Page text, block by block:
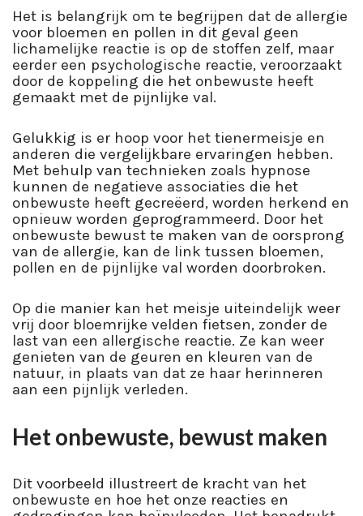
Het is belangrijk om te begrijpen dat de allergie
voor bloemen en pollen in dit geval geen
lichamelijke reactie is op de stoffen zelf, maar
eerder een psychologische reactie, veroorzaakt
door de koppeling die het onbewuste heeft
gemaakt met de pijnlijke val.
Gelukkig is er hoop voor het tienermeisje en
anderen die vergelijkbare ervaringen hebben.
Met behulp van technieken zoals hypnose
kunnen de negatieve associaties die het
onbewuste heeft gecreëerd, worden herkend en
opnieuw worden geprogrammeerd. Door het
onbewuste bewust te maken van de oorsprong
van de allergie, kan de link tussen bloemen,
pollen en de pijnlijke val worden doorbroken.
Op die manier kan het meisje uiteindelijk weer
vrij door bloemrijke velden fietsen, zonder de
last van een allergische reactie. Ze kan weer
genieten van de geuren en kleuren van de
natuur, in plaats van dat ze haar herinneren
aan een pijnlijk verleden.
Het onbewuste, bewust maken
Dit voorbeeld illustreert de kracht van het
onbewuste en hoe het onze reacties en